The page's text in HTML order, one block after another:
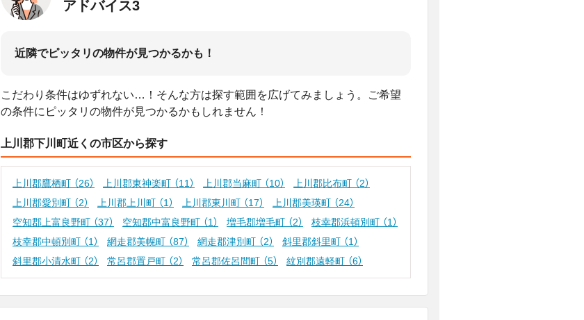
アドバイス3
近隣でピッタリの物件が見つかるかも！
こだわり条件はゆずれない…！そんな方は探す範囲を広げてみましょう。ご希望
の条件にピッタリの物件が見つかるかもしれません！
上川郡下川町近くの市区から探す
上川郡鷹栖町 （26） 上川郡東神楽町 （11） 上川郡当麻町 （10） 上川郡比布町 （2）
上川郡愛別町 （2） 上川郡上川町 （1） 上川郡東川町 （17） 上川郡美瑛町 （24）
空知郡上富良野町 （37） 空知郡中富良野町 （1） 増毛郡増毛町 （2） 枝幸郡浜頓別町 （1）
枝幸郡中頓別町 （1） 網走郡美幌町 （87） 網走郡津別町 （2） 斜里郡斜里町 （1）
斜里郡小清水町 （2） 常呂郡置戸町 （2） 常呂郡佐呂間町 （5） 紋別郡遠軽町 （6）